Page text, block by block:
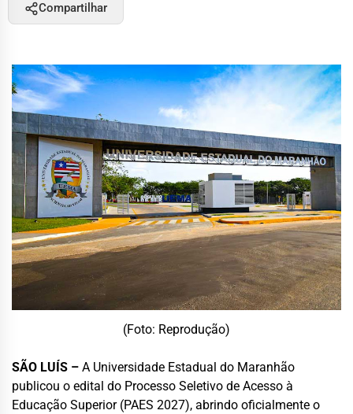
Compartilhar
(Foto: Reprodução)
SÃO LUÍS – A Universidade Estadual do Maranhão
publicou o edital do Processo Seletivo de Acesso à
Educação Superior (PAES 2027), abrindo oficialmente o